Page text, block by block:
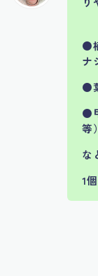
●
ナ
●
●
等）
な
1